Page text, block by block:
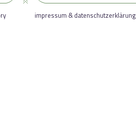
impressum & datenschutzerklärung